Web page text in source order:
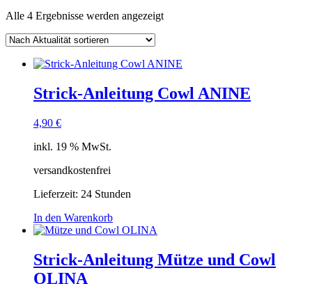
Alle 4 Ergebnisse werden angezeigtNach
Strick-Anleitung Cowl ANINE
4,90 €
inkl. 19 % MwSt.
versandkostenfrei
Lieferzeit: 24 Stunden
In den Warenkorb
Strick-Anleitung Mütze und Cowl
OLINA